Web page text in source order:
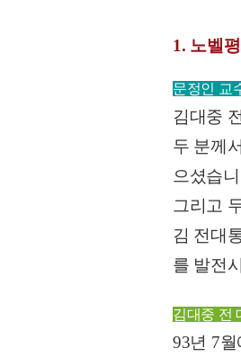
1. 노벨
문정인 교
김대중
두 분께
으셨습
그리고
김 전대
를 발전
김대중 전
93년 7